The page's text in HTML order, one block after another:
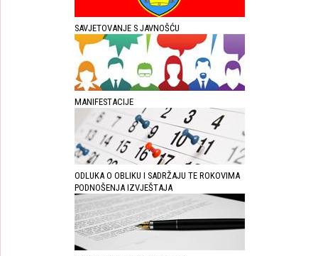
SAVJETOVANJE S JAVNOŠĆU
MANIFESTACIJE
ODLUKA O OBLIKU I SADRŽAJU TE ROKOVIMA
PODNOŠENJA IZVJEŠTAJA